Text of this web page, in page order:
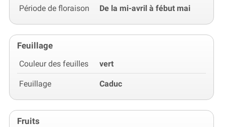
Période de floraison De la mi-avril à fébut mai
Feuillage
Couleur des feuilles vert
Feuillage Caduc
Fruits